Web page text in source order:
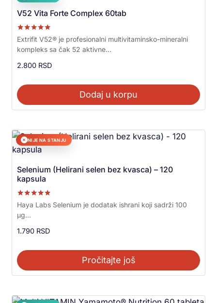
V52 Vita Forte Complex 60tab
Ocenjeno sa
5.00
od 5
Extrifit V52® je profesionalni multivitaminsko-mineralni
kompleks sa čak 52 aktivne...
2.800 RSD
Dodaj u korpu
✕ NIJE NA STANJU
Selenium (Helirani selen bez kvasca) – 120
kapsula
Ocenjeno sa
5.00
od 5
Haya Labs Selenium je dodatak ishrani koji sadrži 100
μg...
1.790 RSD
Pročitajte još